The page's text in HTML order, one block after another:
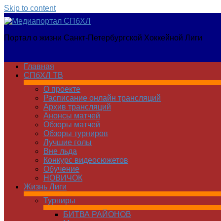
Skip to content
Медиапортал
Портал о жизни Санкт-Петербургской Хоккейной Лиги
Главная
СПбХЛ ТВ
О проекте
Расписание онлайн трансляций
Архив трансляций
Анонсы матчей
Обзоры матчей
Обзоры турниров
Лучшие голы
Вне льда
Конкурс видеосюжетов
Обучение
НОВИЧОК
Жизнь Лиги
Турниры
БИТВА РАЙОНОВ